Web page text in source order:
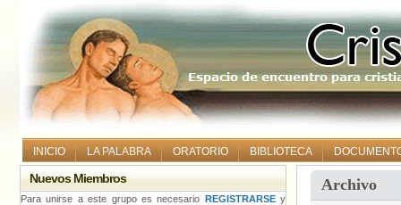
INICIO LA PALABRA ORATORIO BIBLIOTECA
Archivo
Nuevos Miembros
Para unirse a este grupo es necesario REGISTRARSEy